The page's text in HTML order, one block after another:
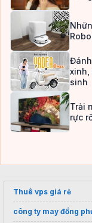
Đánh
xinh,
sinh
Trải
rực
Thuê vps giá rẻ
công ty may đồng